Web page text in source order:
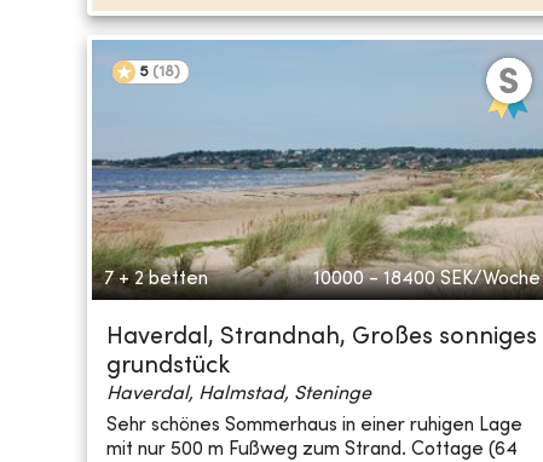
5 (18)
7 + 2 betten 10000 - 18400 SEK/Woche
Haverdal, Strandnah, Großes sonniges
grundstück
Haverdal, Halmstad, Steninge
Sehr schönes Sommerhaus in einer ruhigen Lage
mit nur 500 m Fußweg zum Strand. Cottage (64